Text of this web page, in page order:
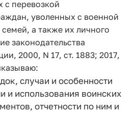
с перевозкой
уволенных с военной
а также их личного
законодательства
2000, N 17, ст. 1883; 2017,
случаи и особенности
и использования воинских
отчетности по ним и